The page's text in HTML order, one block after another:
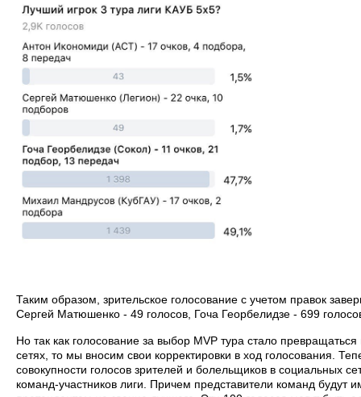
Таким образом, зрительское голосование с учетом правок
Сергей Матюшенко - 49 голосов, Гоча Георбелидзе - 699
Но так как голосование за выбор MVP тура стало
сетях, то мы вносим свои корректировки в ход голосования.
совокупности голосов зрителей и болельщиков в социальных
команд-участников лиги. Причем представители команд будут